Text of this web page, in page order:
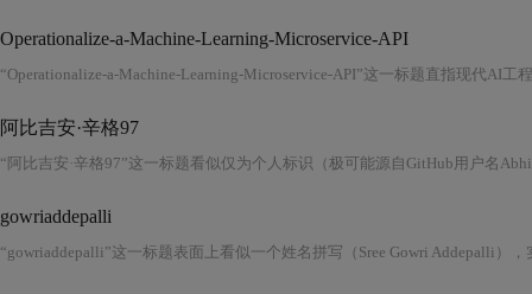
Operationalize-a-Machine-Learning-Microservice-API
“Operationalize-a-Machine-Learning-Microservice-API”这一标题直指现代AI
阿比吉安·辛格97
gowriaddepalli